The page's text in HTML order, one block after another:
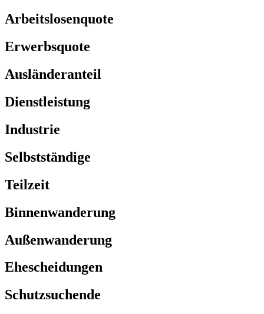
Arbeitslosenquote
Erwerbsquote
Ausländeranteil
Dienstleistung
Industrie
Selbstständige
Teilzeit
Binnenwanderung
Außenwanderung
Ehescheidungen
Schutzsuchende